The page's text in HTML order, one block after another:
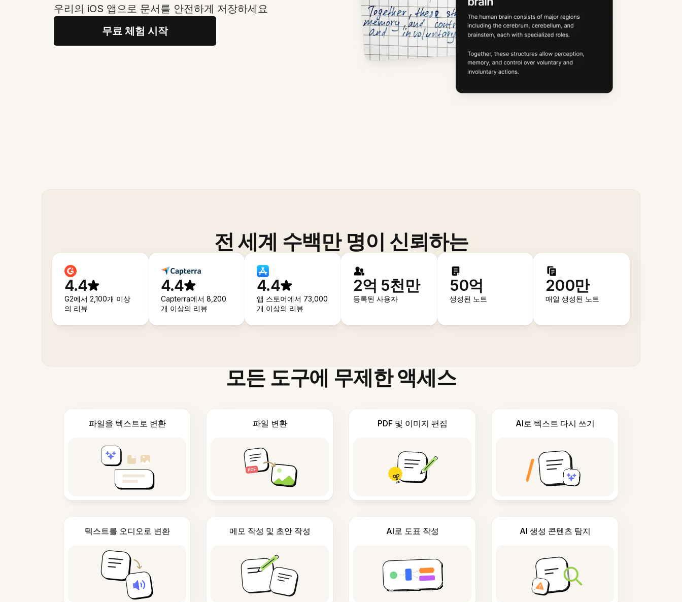
우리의 iOS 앱으로 문서를 안전하게 저장하세요
무료 체험 시작
전 세계 수백만 명이 신뢰하는
4.4
G2에서 2,100개 이상
의 리뷰
4.4
Capterra에서 8,200
개 이상의 리뷰
4.4
앱 스토어에서 73,000
개 이상의 리뷰
2억 5천만
등록된 사용자
50억
생성된 노트
200만
매일 생성된 노트
모든 도구에 무제한 액세스
파일을 텍스트로 변환 파일 변환 PDF 및 이미지 편집 AI로 텍스트 다시 쓰기
텍스트를 오디오로 변환 메모 작성 및 초안 작성 AI로 도표 작성 AI 생성 콘텐츠 탐지